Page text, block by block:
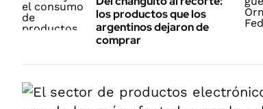
los productos que los
argentinos dejaron de
comprar